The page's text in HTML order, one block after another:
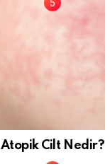
Atopik Cilt Nedir?